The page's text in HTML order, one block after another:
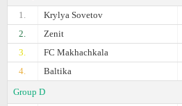
1.
Krylya Sovetov
2.
Zenit
3.
FC Makhachkala
4.
Baltika
Group D